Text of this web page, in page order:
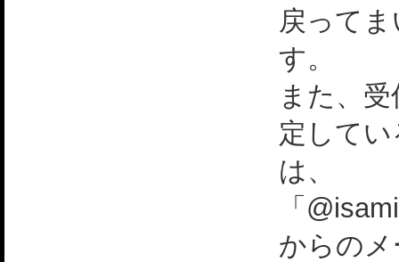
戻って
す。
また、
定して
は、
「
からの